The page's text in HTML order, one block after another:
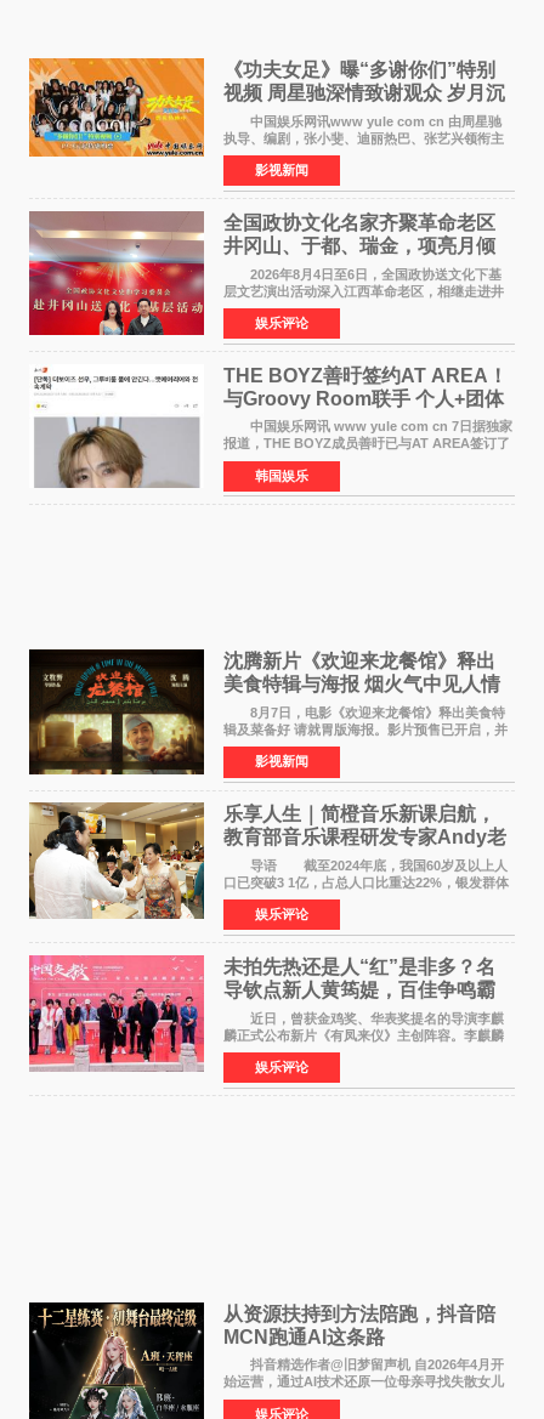
《功夫女足》曝“多谢你们”特别
视频 周星驰深情致谢观众 岁月沉
淀不灭初心
中国娱乐网讯www yule com cn 由周星驰
执导、编剧，张小斐、迪丽热巴、张艺兴领衔主
演，刘嘉玲、佐藤健特别出演，艾米、雪野、蔡
思贝、胡予安、倪好特别介绍的喜剧电影《功夫
女足》释出多谢你
影视新闻
全国政协文化名家齐聚革命老区
井冈山、于都、瑞金，项亮月倾
情献唱《桃花谣》致敬红色沃土
2026年8月4日至6日，全国政协送文化下基
层文艺演出活动深入江西革命老区，相继走进井
冈山、于都长征出发地、瑞金三地。由全国政协
文化文史和学习委员会副主任、甘肃省政协原主
席欧阳坚率团，一
娱乐评论
THE BOYZ善旴签约AT AREA！
与Groovy Room联手 个人+团体
活动并行
中国娱乐网讯 www yule com cn 7日据独家
报道，THE BOYZ成员善旴已与AT AREA签订了
专属合约。AT AREA是由知名制作人组合
Groovy Room创立的hip-hop厂牌，旗下拥有多
位实力派音乐人，在韩
韩国娱乐
沈腾新片《欢迎来龙餐馆》释出
美食特辑与海报 烟火气中见人情
温暖
8月7日，电影《欢迎来龙餐馆》释出美食特
辑及菜备好 请就胃版海报。影片预售已开启，并
将于8月8日至10日14:00-21:00举行全国超前点
映。电影《欢迎来龙餐馆》作为战争美食喜剧大
片，讲述了中国
影视新闻
乐享人生｜简橙音乐新课启航，
教育部音乐课程研发专家Andy老
师重磅入驻领航银龄琴声
导语 截至2024年底，我国60岁及以上人
口已突破3 1亿，占总人口比重达22%，银发群体
的精神文化需求日益凸显。2024年1月，国务院办
公厅印发《关于发展银发经济增进老年人福祉的
意见》——这是
娱乐评论
未拍先热还是人“红”是非多？名
导钦点新人黄筠媞，百佳争鸣霸
气回应
近日，曾获金鸡奖、华表奖提名的导演李麒
麟正式公布新片《有凤来仪》主创阵容。李麒麟
早年凭电影《华容道》获得金鸡奖、华表奖提
名，此后长期参与国内外电影制作，其担任制片
人参与的作品亦曾
娱乐评论
从资源扶持到方法陪跑，抖音陪
MCN跑通AI这条路
抖音精选作者@旧梦留声机 自2026年4月开
始运营，通过AI技术还原一位母亲寻找失散女儿
的故事，凭借强情感表达获得大量用户关注，发
布仅21小时便获得超1亿曝光、超1000万互动。
娱乐评论